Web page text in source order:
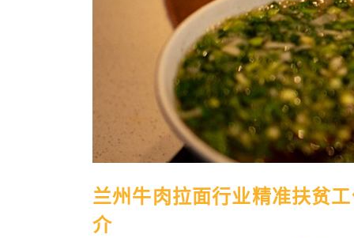
兰州牛肉拉面行业精准扶贫
介